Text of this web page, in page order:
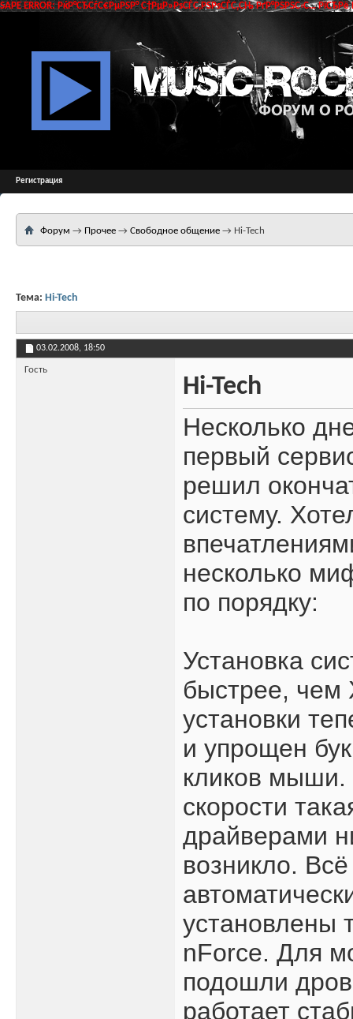
SAPE ERROR: РќР°СЂСѓС€РµРЅР° С†РµР»РѕСЃС‚РЅРѕСЃС‚СЊ РґР°РЅРЅС‹С…
Регистрация
Форум → Прочее → Свободное общение → Hi-Tech
Тема: Hi-Tech
03.02.2008, 18:50
Гость
Hi-Tech
Несколько
первый
решил
систему.
несколько
по порядку:
Установка
быстрее, чем
установки
и упрощен
кликов мыши.
скорости
драйверами
возникло.
установлены
nForce. Для
подошли
работает